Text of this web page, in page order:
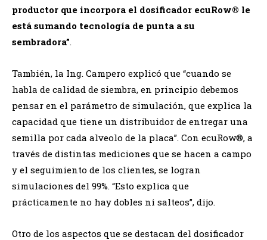
productor que incorpora el dosificador ecuRow® le
está sumando tecnología de punta a su
sembradora”.
También, la Ing. Campero explicó que “cuando se
habla de calidad de siembra, en principio debemos
pensar en el parámetro de simulación, que explica la
capacidad que tiene un distribuidor de entregar una
semilla por cada alveolo de la placa”. Con ecuRow®, a
través de distintas mediciones que se hacen a campo
y el seguimiento de los clientes, se logran
simulaciones del 99%. “Esto explica que
prácticamente no hay dobles ni salteos”, dijo.
Otro de los aspectos que se destacan del dosificador